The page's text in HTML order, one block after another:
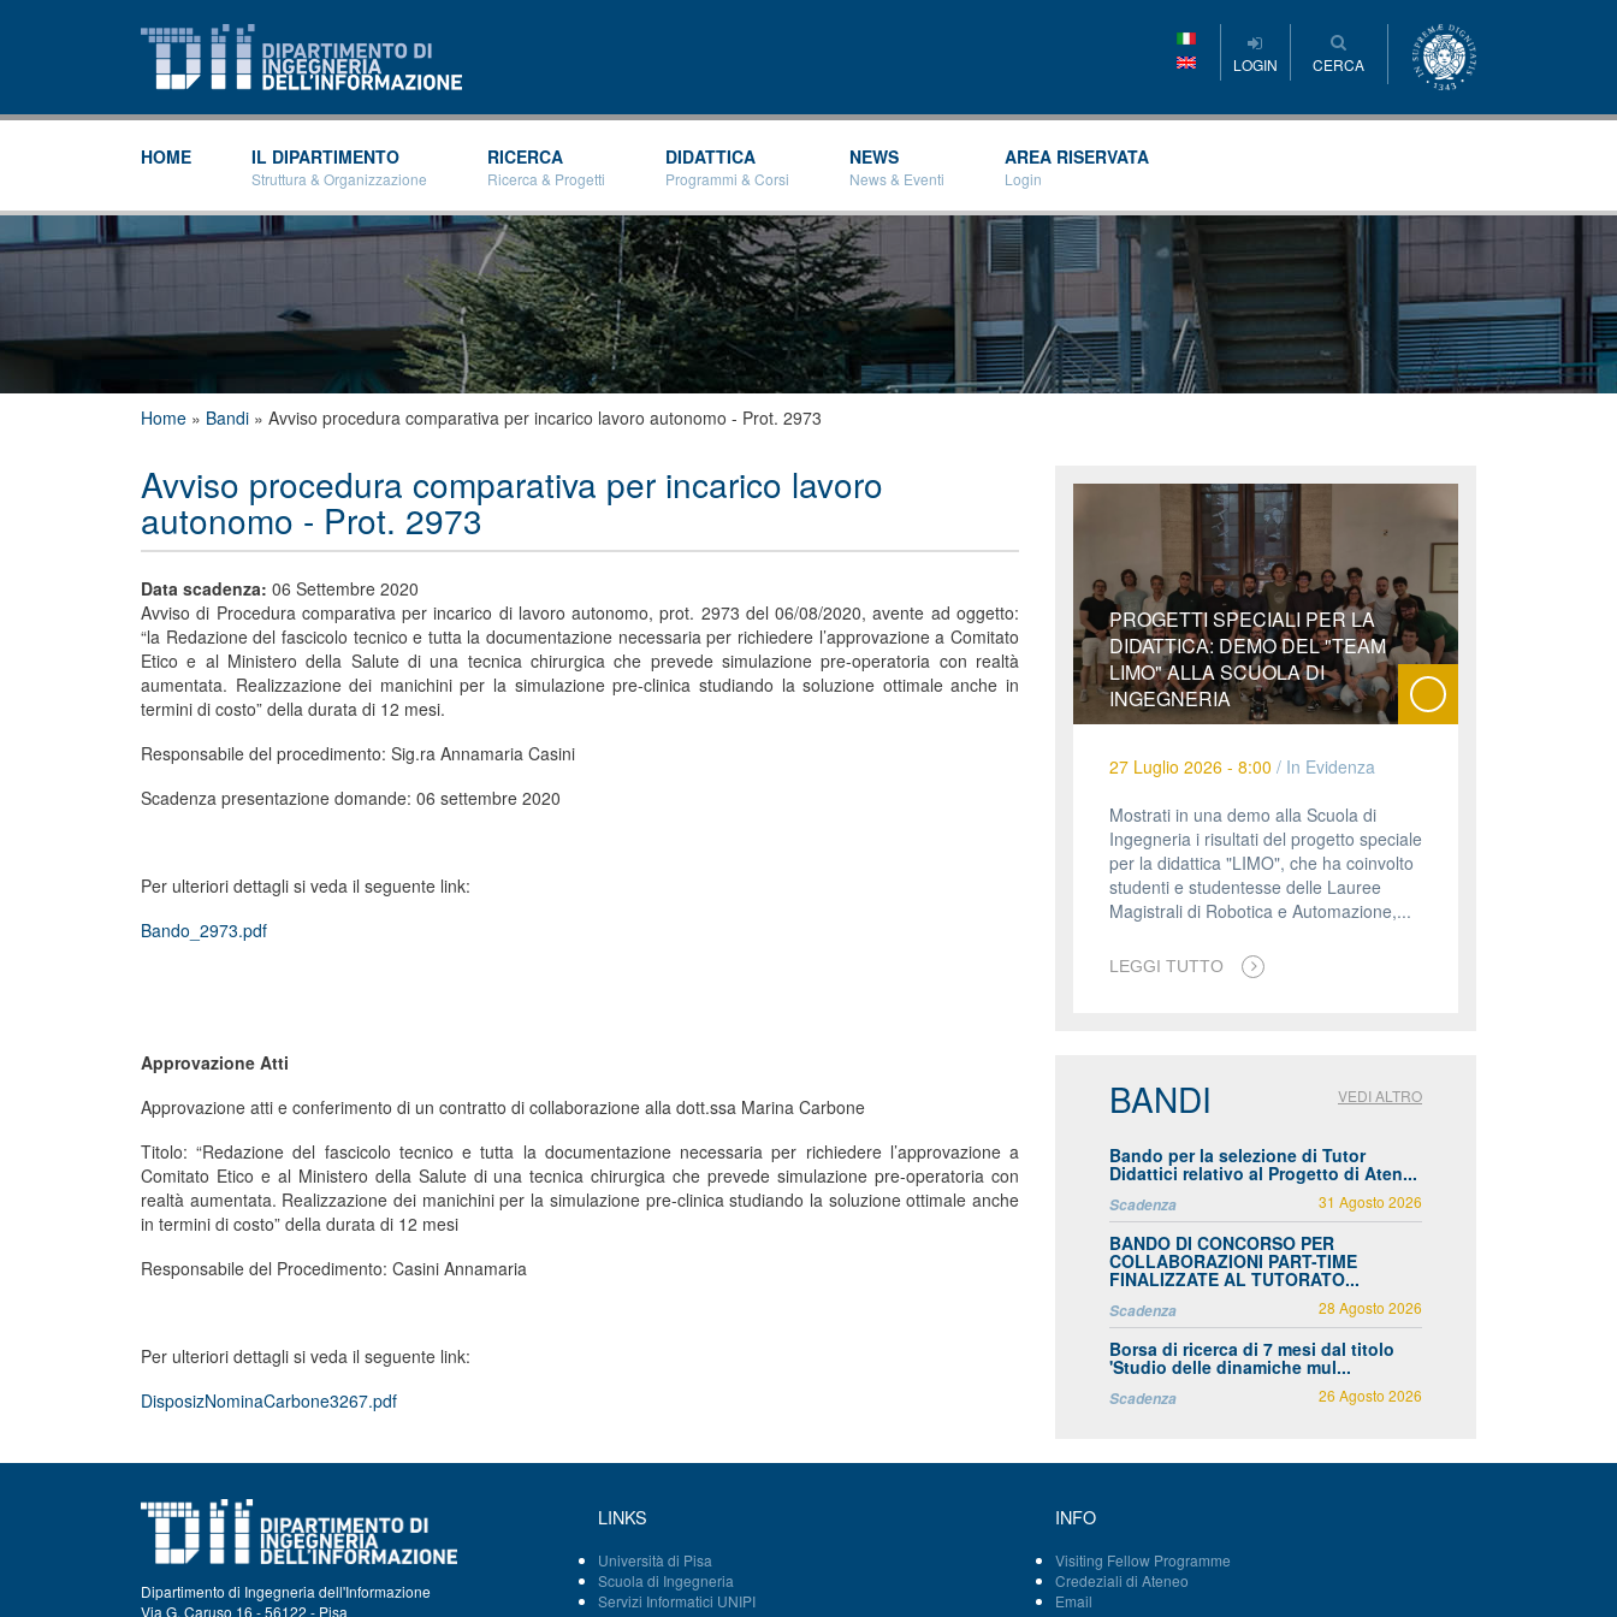
LOGIN CERCA
HOME IL DIPARTIMENTO
Struttura & Organizzazione
RICERCA
Ricerca & Progetti
DIDATTICA
Programmi & Corsi
NEWS
News & Eventi
AREA RISERVATA
Login
Tu sei qui
Home » Bandi » Avviso procedura comparativa per incarico lavoro autonomo - Prot. 2973
Avviso procedura comparativa per incarico lavoro
autonomo - Prot. 2973
Data scadenza: 06 Settembre 2020
Avviso di Procedura comparativa per incarico di lavoro autonomo, prot. 2973 del 06/08/2020, avente ad oggetto:
“la Redazione del fascicolo tecnico e tutta la documentazione necessaria per richiedere l’approvazione a Comitato
Etico e al Ministero della Salute di una tecnica chirurgica che prevede simulazione pre-operatoria con realtà
aumentata. Realizzazione dei manichini per la simulazione pre-clinica studiando la soluzione ottimale anche in
termini di costo” della durata di 12 mesi.
Responsabile del procedimento: Sig.ra Annamaria Casini
Scadenza presentazione domande: 06 settembre 2020
Per ulteriori dettagli si veda il seguente link:
Bando_2973.pdf
Approvazione Atti
Approvazione atti e conferimento di un contratto di collaborazione alla dott.ssa Marina Carbone
Titolo: “Redazione del fascicolo tecnico e tutta la documentazione necessaria per richiedere l’approvazione a
Comitato Etico e al Ministero della Salute di una tecnica chirurgica che prevede simulazione pre-operatoria con
realtà aumentata. Realizzazione dei manichini per la simulazione pre-clinica studiando la soluzione ottimale anche
in termini di costo” della durata di 12 mesi
Responsabile del Procedimento: Casini Annamaria
Per ulteriori dettagli si veda il seguente link:
DisposizNominaCarbone3267.pdf
PROGETTI SPECIALI PER LA
DIDATTICA: DEMO DEL "TEAM
LIMO" ALLA SCUOLA DI
INGEGNERIA
27 Luglio 2026 - 8:00 / In Evidenza
Mostrati in una demo alla Scuola di
Ingegneria i risultati del progetto speciale
per la didattica "LIMO", che ha coinvolto
studenti e studentesse delle Lauree
Magistrali di Robotica e Automazione,...
LEGGI TUTTO
BANDI VEDI ALTRO
Bando per la selezione di Tutor
Didattici relativo al Progetto di Aten...
Scadenza 31 Agosto 2026
BANDO DI CONCORSO PER
COLLABORAZIONI PART-TIME
FINALIZZATE AL TUTORATO...
Scadenza 28 Agosto 2026
Borsa di ricerca di 7 mesi dal titolo
'Studio delle dinamiche mul...
Scadenza 26 Agosto 2026
Dipartimento di Ingegneria dell'Informazione
Via G. Caruso 16 - 56122 - Pisa
LINKS
Università di Pisa
Scuola di Ingegneria
Servizi Informatici UNIPI
INFO
Visiting Fellow Programme
Credeziali di Ateneo
Email